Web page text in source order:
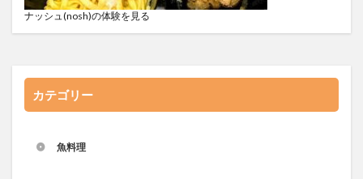
ナッシュ(nosh)の体験を見る
カテゴリー
魚料理